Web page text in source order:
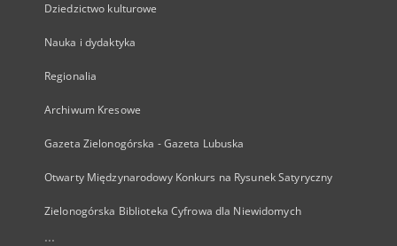
Dziedzictwo kulturowe
Nauka i dydaktyka
Regionalia
Archiwum Kresowe
Gazeta Zielonogórska - Gazeta Lubuska
Otwarty Międzynarodowy Konkurs na Rysunek Satyryczny
Zielonogórska Biblioteka Cyfrowa dla Niewidomych
...